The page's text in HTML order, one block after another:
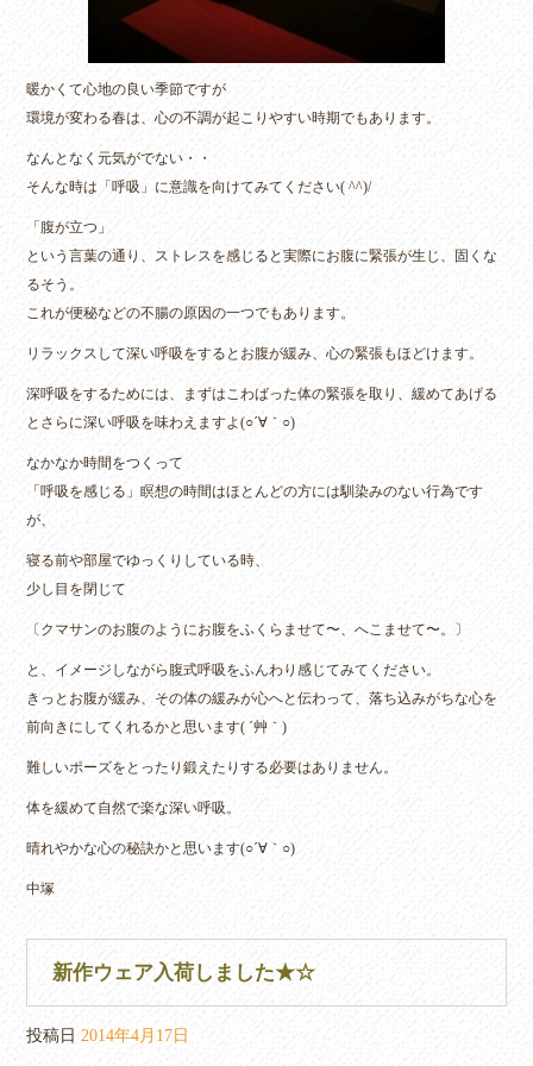
暖かくて心地の良い季節ですが
環境が変わる春は、心の不調が起こりやすい時期でもあります。
なんとなく元気がでない・・
そんな時は「呼吸」に意識を向けてみてください( ^^)/
「腹が立つ」
という言葉の通り、ストレスを感じると実際にお腹に緊張が生じ、固くな
るそう。
これが便秘などの不腸の原因の一つでもあります。
リラックスして深い呼吸をするとお腹が緩み、心の緊張もほどけます。
深呼吸をするためには、まずはこわばった体の緊張を取り、緩めてあげる
とさらに深い呼吸を味わえますよ(○´∀｀○)
なかなか時間をつくって
「呼吸を感じる」瞑想の時間はほとんどの方には馴染みのない行為です
が、
寝る前や部屋でゆっくりしている時、
少し目を閉じて
〔クマサンのお腹のようにお腹をふくらませて〜、へこませて〜。〕
と、イメージしながら腹式呼吸をふんわり感じてみてください。
きっとお腹が緩み、その体の緩みが心へと伝わって、落ち込みがちな心を
前向きにしてくれるかと思います( ´艸｀)
難しいポーズをとったり鍛えたりする必要はありません。
体を緩めて自然で楽な深い呼吸。
晴れやかな心の秘訣かと思います(○´∀｀○)
中塚
新作ウェア入荷しました★☆
投稿日 2014年4月17日